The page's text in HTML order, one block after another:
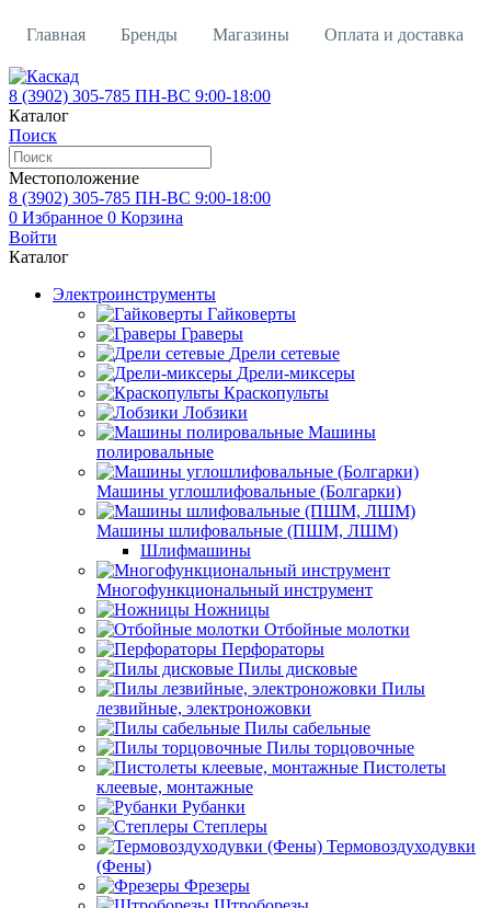
Главная Бренды Магазины Оплата и доставка
Контакты Кредит Вакансии
8 (3902) 305-785 ПН-ВС 9:00-18:00
Каталог
Поиск
Местоположение
8 (3902) 305-785 ПН-ВС 9:00-18:00
0 Избранное 0 Корзина
Войти
Каталог
Электроинструменты
Гайковерты
Граверы
Дрели сетевые
Дрели-миксеры
Краскопульты
Лобзики
Машины
полировальные
Машины углошлифовальные (Болгарки)
Машины шлифовальные (ПШМ, ЛШМ)
Шлифмашины
Многофункциональный инструмент
Ножницы
Отбойные молотки
Перфораторы
Пилы дисковые
Пилы
лезвийные, электроножовки
Пилы сабельные
Пилы торцовочные
Пистолеты
клеевые, монтажные
Рубанки
Степлеры
Термовоздуходувки
(Фены)
Фрезеры